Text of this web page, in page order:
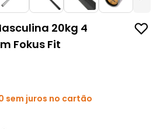
20kg 4
Fokus Fit
sem juros no cartão